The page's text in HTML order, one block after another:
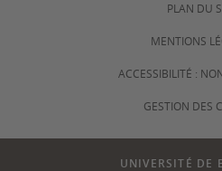
PLAN DU
MENTIONS
ACCESSIBILITÉ :
GESTION DES
UNIVERSITÉ DE